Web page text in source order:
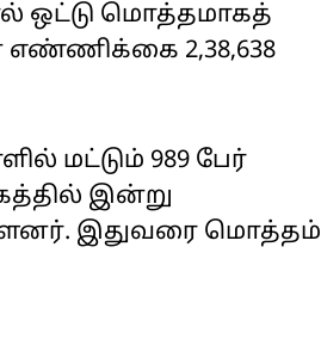
ஒட்டு மொத்தமாகத்
2,38,638
மட்டும் 989 பேர்
இன்று
இதுவரை மொத்தம்